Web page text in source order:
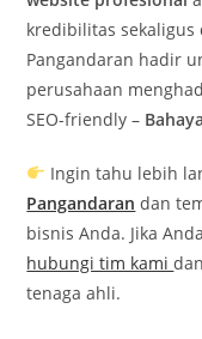
kredibilitas sekaligus
Pangandaran hadir
perusahaan
SEO-friendly –
Ingin tahu lebih
Pangandaran dan
bisnis Anda. Jika
hubungi tim kami
tenaga ahli.